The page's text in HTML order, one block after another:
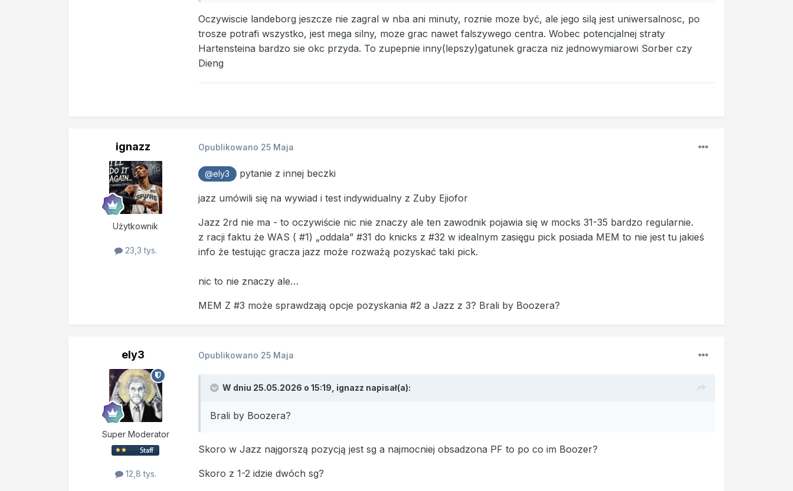
Oczywiscie landeborg jeszcze nie zagral w nba ani minuty, roznie moze być, ale jego silą jest uniwersalnosc, po
trosze potrafi wszystko, jest mega silny, moze grac nawet falszywego centra. Wobec potencjalnej straty
Hartensteina bardzo sie okc przyda. To zupepnie inny(lepszy)gatunek gracza niz jednowymiarowi Sorber czy
Dieng
ignazz
Użytkownik
23,3 tys.
Opublikowano 25 Maja
@ely3 pytanie z innej beczki
jazz umówili się na wywiad i test indywidualny z Zuby Ejiofor
Jazz 2rd nie ma - to oczywiście nic nie znaczy ale ten zawodnik pojawia się w mocks 31-35 bardzo regularnie.
z racji faktu że WAS ( #1) „oddala” #31 do knicks z #32 w idealnym zasięgu pick posiada MEM to nie jest tu jakieś
info że testując gracza jazz może rozważą pozyskać taki pick.
nic to nie znaczy ale…
MEM Z #3 może sprawdzają opcje pozyskania #2 a Jazz z 3? Brali by Boozera?
ely3
Super Moderator
12,8 tys.
Opublikowano 25 Maja
W dniu 25.05.2026 o 15:19, ignazz napisał(a):
Brali by Boozera?
Skoro w Jazz najgorszą pozycją jest sg a najmocniej obsadzona PF to po co im Boozer?
Skoro z 1-2 idzie dwóch sg?